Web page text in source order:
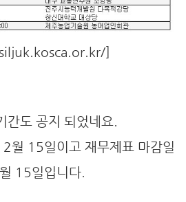
]
간도 공지 되었네요.
월 15일이고 재무제표 마감일
15일입니다.